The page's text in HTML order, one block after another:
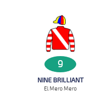
9
NINE BRILLIANT
El Mero Mero